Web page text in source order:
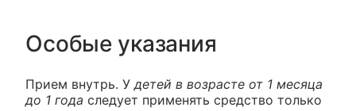
Особые указания
Прием внутрь. У детей в возрасте от 1 месяца
до 1 года следует применять средство только